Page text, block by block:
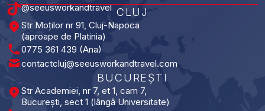
@seeusworkandtravel CLUJ
Str Moților nr 91, Cluj-Napoca
(aproape de Platinia)
0775 361 439 (Ana)
contactcluj@seeusworkandtravel.com
BUCUREȘTI​
Str Academiei, nr 7, et 1, cam 7,
București, sect 1 (lângă Universitate)